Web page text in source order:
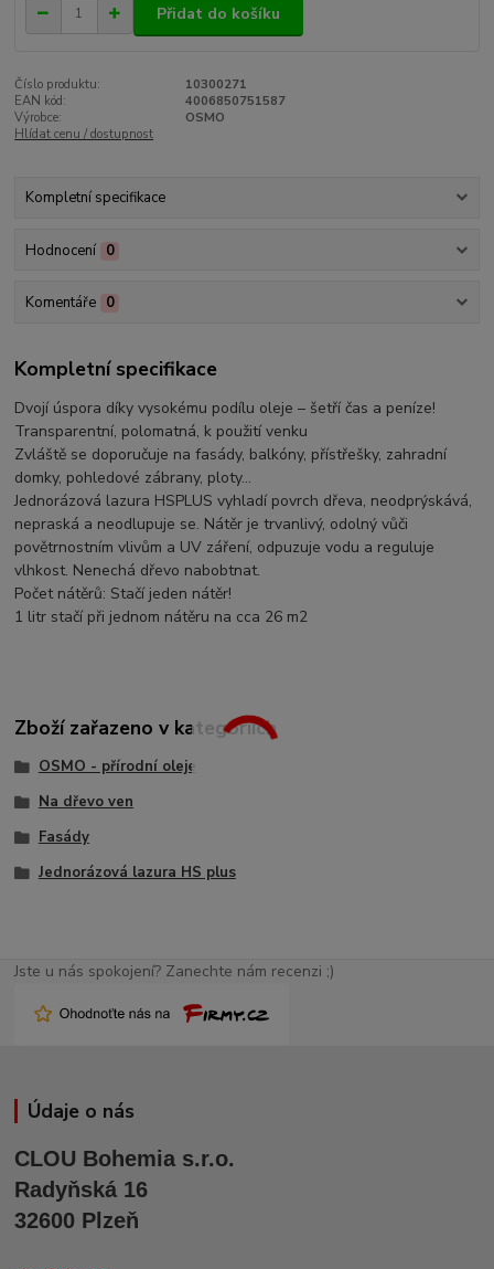
Přidat do košíku
Číslo produktu:
10300271
EAN kód:
4006850751587
Výrobce:
OSMO
Hlídat cenu / dostupnost
Kompletní specifikace
Hodnocení 0
Komentáře 0
Kompletní specifikace
Dvojí úspora díky vysokému podílu oleje – šetří čas a peníze!
Transparentní, polomatná, k použití venku
Zvláště se doporučuje na fasády, balkóny, přístřešky, zahradní
domky, pohledové zábrany, ploty…
Jednorázová lazura HSPLUS vyhladí povrch dřeva, neodprýskává,
nepraská a neodlupuje se. Nátěr je trvanlivý, odolný vůči
povětrnostním vlivům a UV záření, odpuzuje vodu a reguluje
vlhkost. Nenechá dřevo nabobtnat.
Počet nátěrů: Stačí jeden nátěr!
1 litr stačí při jednom nátěru na cca 26 m2
Zboží zařazeno v kategoriích
OSMO - přírodní oleje
Na dřevo ven
Fasády
Jednorázová lazura HS plus
Jste u nás spokojení? Zanechte nám recenzi ;)
Údaje o nás
CLOU Bohemia s.r.o.
Radyňská 16
32600 Plzeň